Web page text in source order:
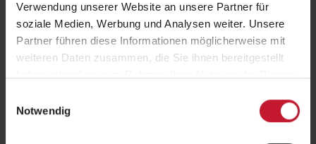
Verwendung unserer Website an unsere Partner für
soziale Medien, Werbung und Analysen weiter. Unsere
Partner führen diese Informationen möglicherweise mit
weiteren Daten zusammen, die Sie ihnen bereitgestellt
Notwendig
> Weiterführende Infos: Pressekontakt
Auswahl an Experten:
Übersicht "Expertenservice"